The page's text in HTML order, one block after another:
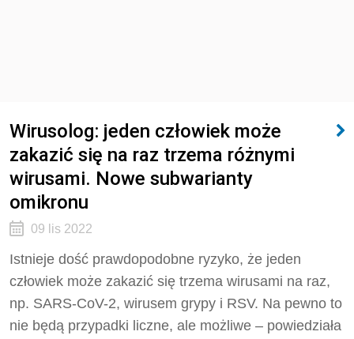
Wirusolog: jeden człowiek może
zakazić się na raz trzema różnymi
wirusami. Nowe subwarianty
omikronu
09 lis 2022
Istnieje dość prawdopodobne ryzyko, że jeden
człowiek może zakazić się trzema wirusami na raz,
np. SARS-CoV-2, wirusem grypy i RSV. Na pewno to
nie będą przypadki liczne, ale możliwe – powiedziała